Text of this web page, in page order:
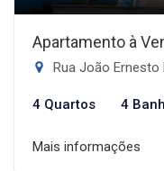
Apartamento à
Rua João Ernesto
4 Quartos 4
Mais informações